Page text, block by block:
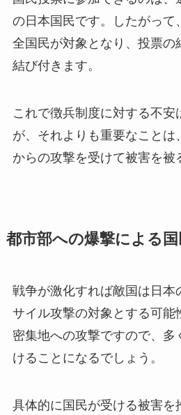
の日本国民です。したがって
全国民が対象となり、投票の
結び付きます。
これで徴兵制度に対する不安
が、それよりも重要なことは
からの攻撃を受けて被害を被
都市部への爆撃による国
戦争が激化すれば敵国は日本
サイル攻撃の対象とする可能
密集地への攻撃ですので、多
けることになるでしょう。
具体的に国民が受ける被害を